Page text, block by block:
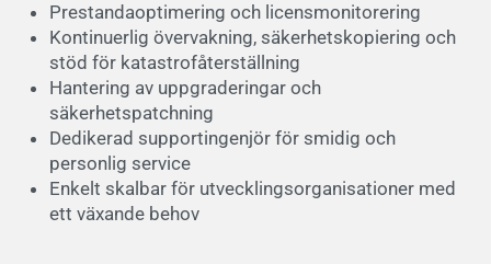
Prestandaoptimering och licensmonitorering
Kontinuerlig övervakning, säkerhetskopiering och
stöd för katastrofåterställning
Hantering av uppgraderingar och
säkerhetspatchning
Dedikerad supportingenjör för smidig och
personlig service
Enkelt skalbar för utvecklingsorganisationer med
ett växande behov